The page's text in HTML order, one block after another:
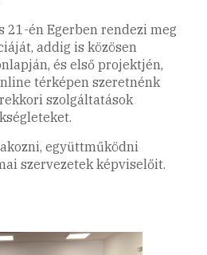
21-én Egerben rendezi meg
addig is közösen
és első projektjén,
térképen szeretnénk
szolgáltatások
együttműködni
szervezetek képviselőit.